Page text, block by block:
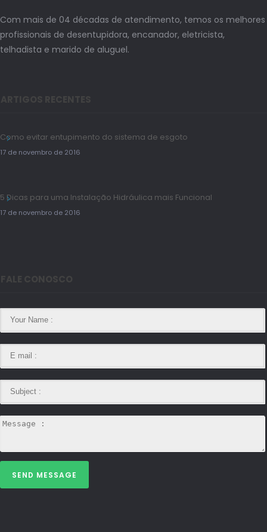
Com mais de 04 décadas de atendimento, temos os melhores
profissionais de desentupidora, encanador, eletricista,
telhadista e marido de aluguel.
Como evitar entupimento do sistema de esgoto
17 de novembro de 2016
5 Dicas para uma Instalação Hidráulica mais Funcional
17 de novembro de 2016
SEND MESSAGE